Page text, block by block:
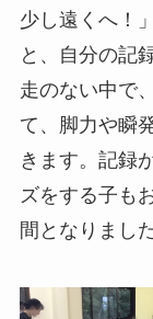
少し遠くへ！
と、自分の記
走のない中で
て、脚力や瞬
きます。記録
ズをする子も
間となりました